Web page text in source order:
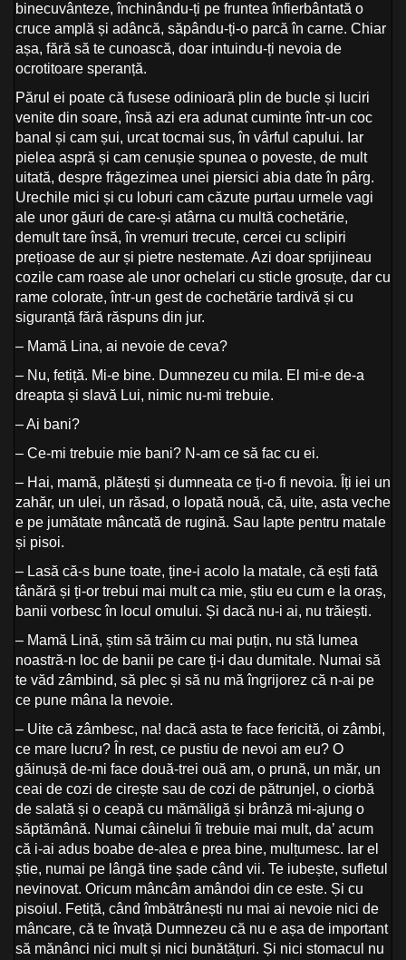
binecuvânteze, închinându-ți pe fruntea înfierbântată o
cruce amplă și adâncă, săpându-ți-o parcă în carne. Chiar
așa, fără să te cunoască, doar intuindu-ți nevoia de
ocrotitoare speranță.
Părul ei poate că fusese odinioară plin de bucle și luciri
venite din soare, însă azi era adunat cuminte într-un coc
banal și cam șui, urcat tocmai sus, în vârful capului. Iar
pielea aspră și cam cenușie spunea o poveste, de mult
uitată, despre frăgezimea unei piersici abia date în pârg.
Urechile mici și cu loburi cam căzute purtau urmele vagi
ale unor găuri de care-și atârna cu multă cochetărie,
demult tare însă, în vremuri trecute, cercei cu sclipiri
prețioase de aur și pietre nestemate. Azi doar sprijineau
cozile cam roase ale unor ochelari cu sticle grosuțe, dar cu
rame colorate, într-un gest de cochetărie tardivă și cu
siguranță fără răspuns din jur.
– Mamă Lina, ai nevoie de ceva?
– Nu, fetiță. Mi-e bine. Dumnezeu cu mila. El mi-e de-a
dreapta și slavă Lui, nimic nu-mi trebuie.
– Ai bani?
– Ce-mi trebuie mie bani? N-am ce să fac cu ei.
– Hai, mamă, plătești și dumneata ce ți-o fi nevoia. Îți iei un
zahăr, un ulei, un răsad, o lopată nouă, că, uite, asta veche
e pe jumătate mâncată de rugină. Sau lapte pentru matale
și pisoi.
– Lasă că-s bune toate, ține-i acolo la matale, că ești fată
tânără și ți-or trebui mai mult ca mie, știu eu cum e la oraș,
banii vorbesc în locul omului. Și dacă nu-i ai, nu trăiești.
– Mamă Lină, știm să trăim cu mai puțin, nu stă lumea
noastră-n loc de banii pe care ți-i dau dumitale. Numai să
te văd zâmbind, să plec și să nu mă îngrijorez că n-ai pe
ce pune mâna la nevoie.
– Uite că zâmbesc, na! dacă asta te face fericită, oi zâmbi,
ce mare lucru? În rest, ce pustiu de nevoi am eu? O
găinușă de-mi face două-trei ouă am, o prună, un măr, un
ceai de cozi de cirește sau de cozi de pătrunjel, o ciorbă
de salată și o ceapă cu mămăligă și brânză mi-ajung o
săptămână. Numai câinelui îi trebuie mai mult, da’ acum
că i-ai adus boabe de-alea e prea bine, mulțumesc. Iar el
știe, numai pe lângă tine șade când vii. Te iubește, sufletul
nevinovat. Oricum mâncâm amândoi din ce este. Și cu
pisoiul. Fetiță, când îmbătrânești nu mai ai nevoie nici de
mâncare, că te învață Dumnezeu că nu e așa de important
să mănânci nici mult și nici bunătățuri. Și nici stomacul nu